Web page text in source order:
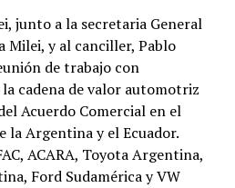
junto a la secretaria General
Milei, y al canciller, Pablo
de trabajo con
cadena de valor automotriz
Acuerdo Comercial en el
Argentina y el Ecuador.
ACARA, Toyota Argentina,
Ford Sudamérica y VW